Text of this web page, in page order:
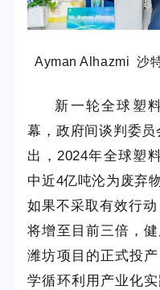
Ayman Alhazmi 沙
新一轮全球塑
幕，政府间谈判委
出，2024年全球塑
中近4亿吨沦为废弃
如果不采取有效行
将增至目前三倍，
潍坊项目的正式投
学循环利用产业化